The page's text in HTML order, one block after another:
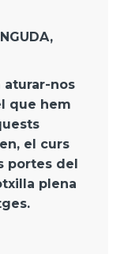
aturar-nos
que hem
el curs
portes del
plena